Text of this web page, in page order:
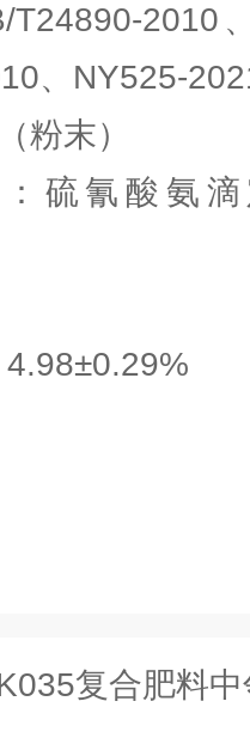
2010
、NY525-
粉末）
硫氰酸氨
复合肥料中邻